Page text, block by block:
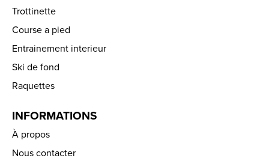
Trottinette
Course a pied
Entrainement interieur
Ski de fond
Raquettes
INFORMATIONS
À propos
Nous contacter